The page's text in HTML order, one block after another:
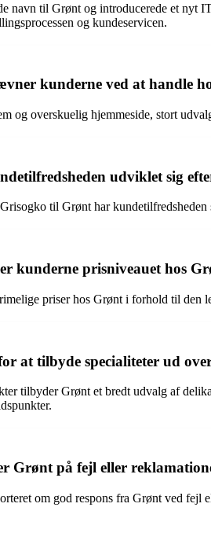
navn til Grønt og introducerede et nyt
og kundeservicen.
kunderne ved at handle
og overskuelig hjemmeside, stort
udviklet sig
til Grønt har
kunderne prisniveauet hos
priser hos Grønt i forhold til den
at tilbyde specialiteter ud
tilbyder Grønt et bredt udvalg af
Grønt på fejl eller
om god respons fra Grønt ved